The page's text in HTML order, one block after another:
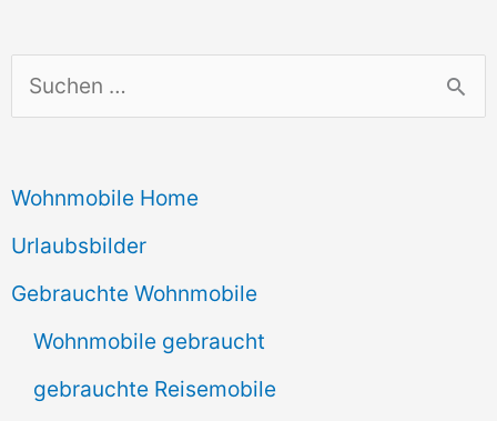
u
h
e
n
Wohnmobile Home
Urlaubsbilder
Gebrauchte Wohnmobile
Wohnmobile gebraucht
gebrauchte Reisemobile